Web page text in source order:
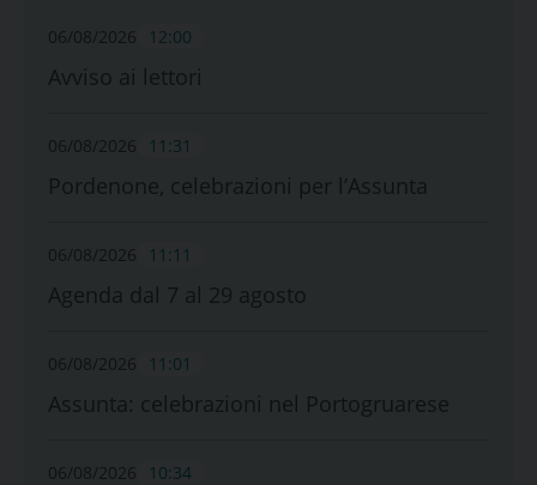
06/08/2026 12:00
Avviso ai lettori
06/08/2026 11:31
Pordenone, celebrazioni per l’Assunta
06/08/2026 11:11
Agenda dal 7 al 29 agosto
06/08/2026 11:01
Assunta: celebrazioni nel Portogruarese
06/08/2026 10:34